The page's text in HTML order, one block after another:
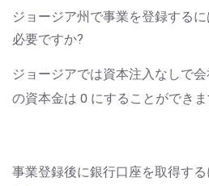
ジョージア州で事業を登録する
必要ですか?
ジョージアでは資本注入なしで
の資本金は 0 にすることができま
事業登録後に銀行口座を取得す